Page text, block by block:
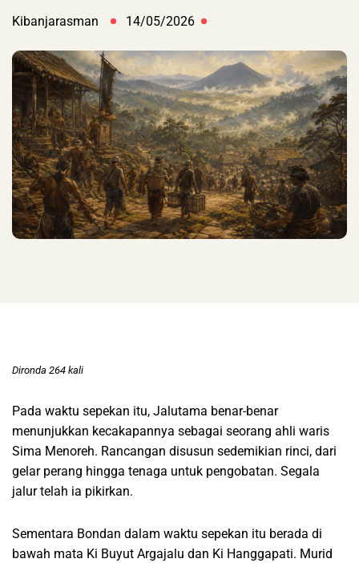
Kibanjarasman 14/05/2026
Dironda 264 kali
Pada waktu sepekan itu, Jalutama benar-benar
menunjukkan kecakapannya sebagai seorang ahli waris
Sima Menoreh. Rancangan disusun sedemikian rinci, dari
gelar perang hingga tenaga untuk pengobatan. Segala
jalur telah ia pikirkan.
Sementara Bondan dalam waktu sepekan itu berada di
bawah mata Ki Buyut Argajalu dan Ki Hanggapati. Murid